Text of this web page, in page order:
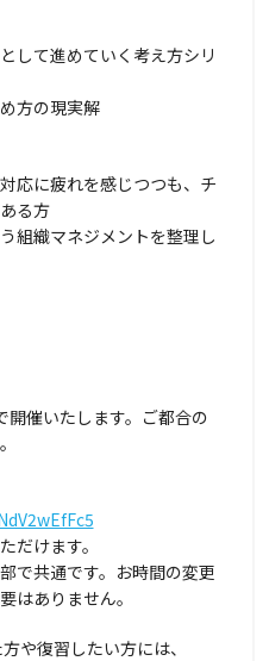
して進めていく考え方シリ
方の現実解
応に疲れを感じつつも、チ
る方
組織マネジメントを整理し
催いたします。ご都合の
だけます。
で共通です。お時間の変更
はありません。
や復習したい方には、